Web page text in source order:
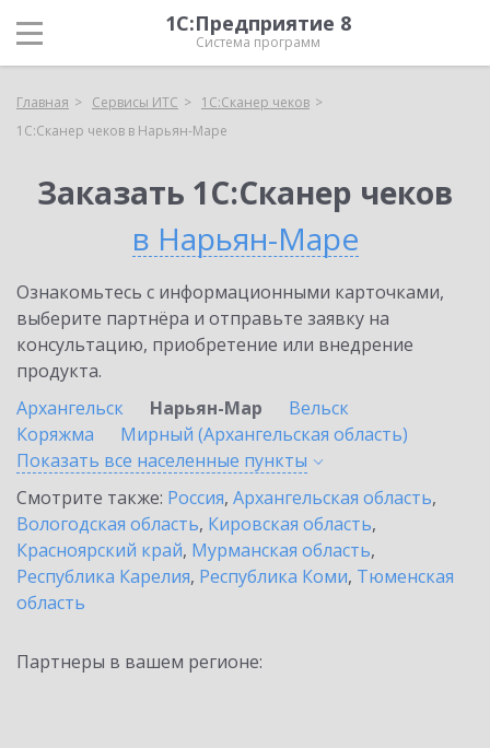
1С:Предприятие 8
Система программ
Главная Сервисы ИТС
1С:Сканер чеков
1С:Сканер чеков в Нарьян-Маре
Заказать 1С:Сканер чеков
в Нарьян-Маре
Ознакомьтесь с информационными карточками,
выберите партнёра и отправьте заявку на
консультацию, приобретение или внедрение
продукта.
Архангельск
Нарьян-Мар
Вельск
Коряжма
Мирный (Архангельская область)
Показать все населенные пункты
Смотрите также: Россия, Архангельская область,
Вологодская область, Кировская область,
Красноярский край, Мурманская область,
Республика Карелия, Республика Коми, Тюменская
область
Партнеры в вашем регионе: